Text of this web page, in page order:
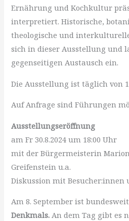
Ernährung und Kochkultur
interpretiert. Historische,
theologische und
sich in dieser Ausstellung und
gegenseitigen Austausch ein.
Die Ausstellung ist täglich von
Auf Anfrage sind Führungen
Ausstellungseröffnung
am Fr 30.8.2024 um 18:00 Uhr
mit der Bürgermeisterin
Greifenstein u.a.
Diskussion mit Besucher:innen
Am 8. September ist
Denkmals. An dem Tag gibt es